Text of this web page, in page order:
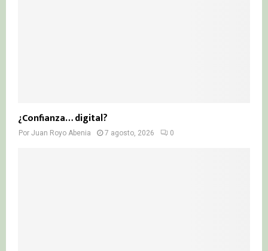
¿Confianza… digital?
Por Juan Royo Abenia 7 agosto, 2026 0